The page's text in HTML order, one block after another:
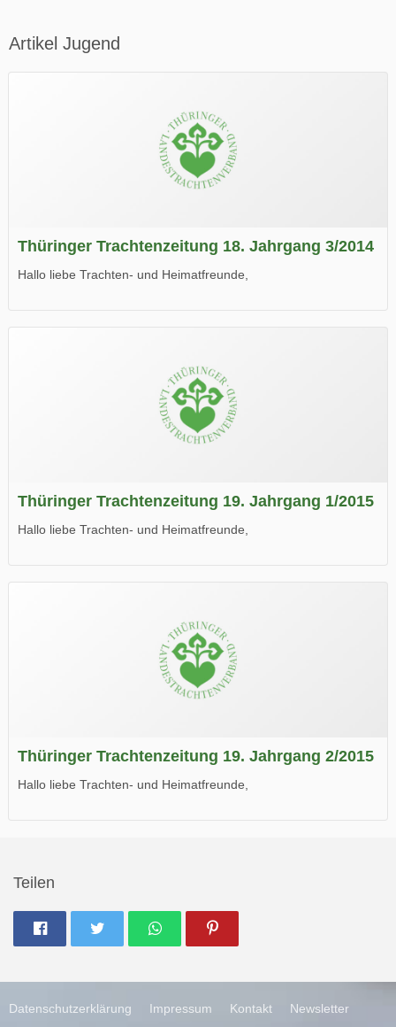
Artikel Jugend
Thüringer Trachtenzeitung 18. Jahrgang 3/2014
Hallo liebe Trachten- und Heimatfreunde,
Wir wünschen Euch viel Spaß beim Lesen.
Thüringer Trachtenzeitung 19. Jahrgang 1/2015
Hallo liebe Trachten- und Heimatfreunde,
Wir wünschen Euch viel Spaß beim Lesen.
Thüringer Trachtenzeitung 19. Jahrgang 2/2015
Hallo liebe Trachten- und Heimatfreunde,
Teilen
Datenschutzerklärung Impressum Kontakt Newsletter